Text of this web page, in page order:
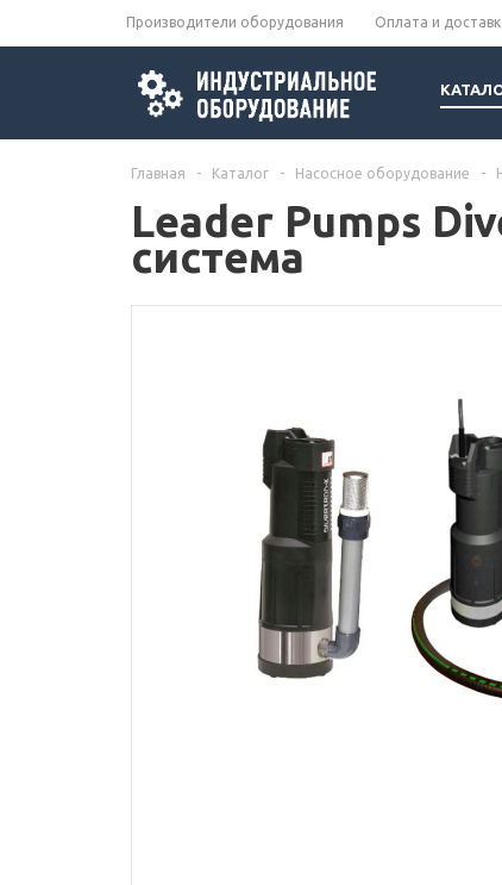
Производители оборудования Оплата и
Главная - Каталог - Насосное оборудование -
Leader Pumps
система